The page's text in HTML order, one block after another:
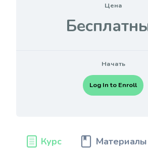
Цена
Начать
Log In to Enroll
Курс Материалы